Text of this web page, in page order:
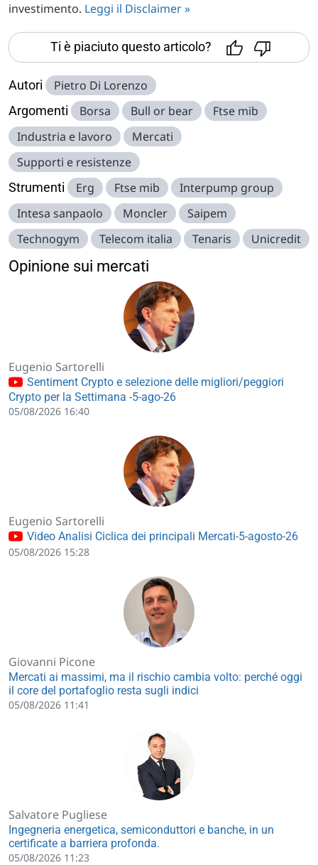
investimento. Leggi il Disclaimer »
Ti è piaciuto questo articolo?
Autori Pietro Di Lorenzo
Argomenti Borsa Bull or bear
Ftse mib
Industria e lavoro
Mercati
Supporti e resistenze
Strumenti Erg Ftse mib
Interpump group
Intesa sanpaolo
Moncler
Saipem
Technogym
Telecom italia Tenaris Unicredit
Opinione sui mercati
Eugenio Sartorelli
Sentiment Crypto e selezione delle migliori/peggiori
Crypto per la Settimana -5-ago-26
05/08/2026 16:40
Eugenio Sartorelli
Video Analisi Ciclica dei principali Mercati-5-agosto-26
05/08/2026 15:28
Giovanni Picone
Mercati ai massimi, ma il rischio cambia volto: perché oggi
il core del portafoglio resta sugli indici
05/08/2026 11:41
Salvatore Pugliese
Ingegneria energetica, semiconduttori e banche, in un
certificate a barriera profonda.
05/08/2026 11:23